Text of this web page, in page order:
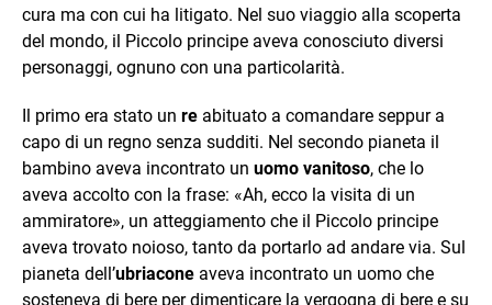
cura ma con cui ha litigato. Nel suo viaggio alla scoperta
del mondo, il Piccolo principe aveva conosciuto diversi
personaggi, ognuno con una particolarità.
Il primo era stato un re abituato a comandare seppur a
capo di un regno senza sudditi. Nel secondo pianeta il
bambino aveva incontrato un uomo vanitoso, che lo
aveva accolto con la frase: «Ah, ecco la visita di un
ammiratore», un atteggiamento che il Piccolo principe
aveva trovato noioso, tanto da portarlo ad andare via. Sul
pianeta dell’ubriacone aveva incontrato un uomo che
sosteneva di bere per dimenticare la vergogna di bere e su